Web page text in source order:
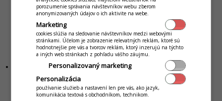
Vybrané obory mimo evidenci:
- EET 2.0 se nebude vztahovat například na leteckou dopravu,
bankovní nebo prodej prostřednictvím automatů
Zjednodušený rozsah dat:
neodesílají se položky nákupu ani rozpis DPH
je větší flexibilita pro malé podnikatele.
porozumenie správania návštevníkov webu zberom
anonymizovaných údajov o ich aktivite na webe.
Marketing
cookies slúžia na sledovanie návštevníkov medzi webovými
stránkami. Účelom je zobrazenie relevatných reklám, ktoré sú
hodnotnejšie pre vás a tvorcov reklám, ktorý inzerujú na týchto
a iných web stránkach z pohľadu vášho záujmu.
Personalizovaný marketing
Personalizácia
používanie služieb a nastavení len pre vás, ako jazyk,
komunikácia textová s obchodníkom, technikom.